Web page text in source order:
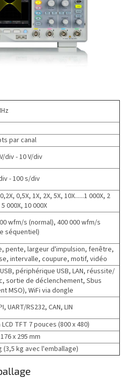
par canal
div - 10 V/div
- 100 s/div
0,5X, 1X, 2X, 5X, 10X......1 000X, 2
000X, 10 000X
wfm/s (normal), 400 000 wfm/s
séquentiel)
pente, largeur d'impulsion, fenêtre,
intervalle, coupure, motif, vidéo
périphérique USB, LAN, réussite/
sortie de déclenchement, Sbus
MSO), WiFi via dongle
UART/RS232, CAN, LIN
LCD TFT 7 pouces (800 x 480)
x 295 mm
(3,5 kg avec l'emballage)